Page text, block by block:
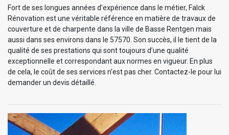
Fort de ses longues années d’expérience dans le métier, Falck
Rénovation est une véritable référence en matière de travaux de
couverture et de charpente dans la ville de Basse Rentgen mais
aussi dans ses environs dans le 57570. Son succès, il le tient de la
qualité de ses prestations qui sont toujours d’une qualité
exceptionnelle et correspondant aux normes en vigueur. En plus
de cela, le coût de ses services n’est pas cher. Contactez-le pour lui
demander un devis détaillé.